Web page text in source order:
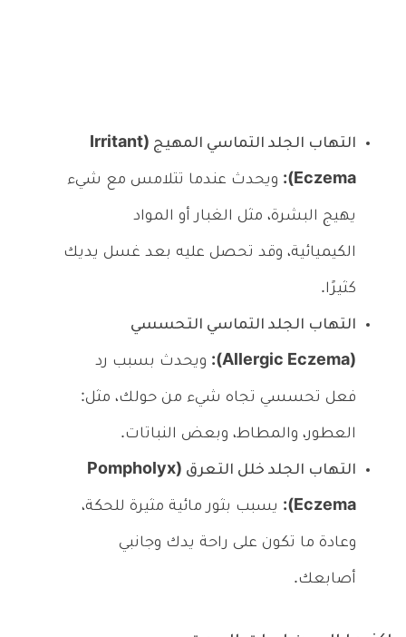
التهاب الجلد التماسي المهيج (Irritant
Eczema): ويحدث عندما تتلامس مع شيء
يهيج البشرة، مثل الغبار أو المواد
الكيميائية، وقد تحصل عليه بعد غسل يديك
كثيرًا.
التهاب الجلد التماسي التحسسي
(Allergic Eczema): ويحدث بسبب رد
فعل تحسسي تجاه شيء من حولك، مثل:
العطور، والمطاط، وبعض النباتات.
التهاب الجلد خلل التعرق (Pompholyx
Eczema): يسبب بثور مائية مثيرة للحكة،
وعادة ما تكون على راحة يدك وجانبي
أصابعك.